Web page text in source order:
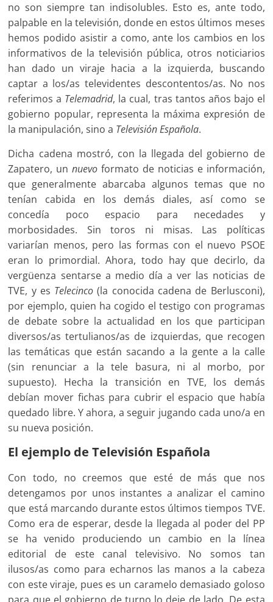
no son siempre tan indisolubles. Esto es, ante todo,
palpable en la televisión, donde en estos últimos meses
hemos podido asistir a como, ante los cambios en los
informativos de la televisión pública, otros noticiarios
han dado un viraje hacia a la izquierda, buscando
captar a los/as televidentes descontentos/as. No nos
referimos a Telemadrid, la cual, tras tantos años bajo el
gobierno popular, representa la máxima expresión de
la manipulación, sino a Televisión Española.
Dicha cadena mostró, con la llegada del gobierno de
Zapatero, unnuevo formato de noticias e información,
que generalmente abarcaba algunos temas que no
tenían cabida en los demás diales, así como se
concedía poco espacio para necedades y
morbosidades. Sin toros ni misas. Las políticas
variarían menos, pero las formas con el nuevo PSOE
eran lo primordial. Ahora, todo hay que decirlo, da
vergüenza sentarse a medio día a ver las noticias de
TVE, y es Telecinco (la conocida cadena de Berlusconi),
por ejemplo, quien ha cogido el testigo con programas
de debate sobre la actualidad en los que participan
diversos/as tertulianos/as de izquierdas, que recogen
las temáticas que están sacando a la gente a la calle
(sin renunciar a la tele basura, ni al morbo, por
supuesto). Hecha la transición en TVE, los demás
debían mover fichas para cubrir el espacio que había
quedado libre. Y ahora, a seguir jugando cada uno/a en
su nueva posición.
El ejemplo de Televisión Española
Con todo, no creemos que esté de más que nos
detengamos por unos instantes a analizar el camino
que está marcando durante estos últimos tiempos TVE.
Como era de esperar, desde la llegada al poder del PP
se ha venido produciendo un cambio en la línea
editorial de este canal televisivo. No somos tan
ilusos/as como para echarnos las manos a la cabeza
con este viraje, pues es un caramelo demasiado goloso